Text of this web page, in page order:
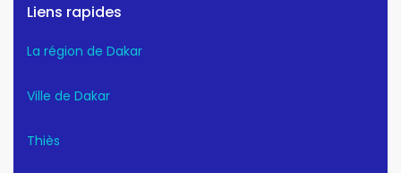
Liens rapides
La région de Dakar
Ville de Dakar
Thiès